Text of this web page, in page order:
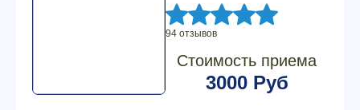
94 отзывов
Стоимость приема
3000 Руб